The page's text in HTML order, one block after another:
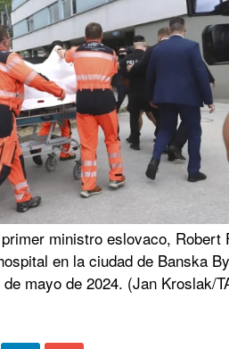
ministro eslovaco, Robert
en la ciudad de Banska
mayo de 2024. (Jan Kroslak/